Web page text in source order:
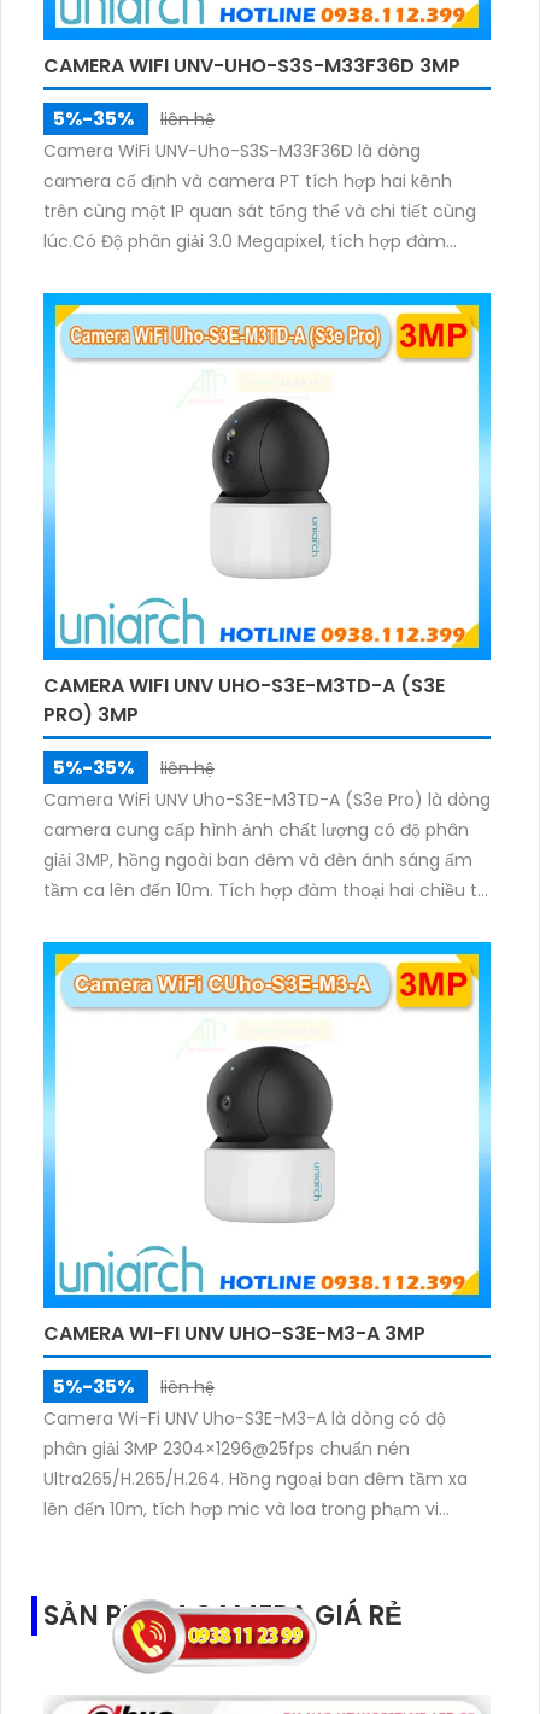
CAMERA WIFI UNV-UHO-S3S-M33F36D 3MP
5%-35%
liên hệ
Camera WiFi UNV-Uho-S3S-M33F36D là dòng
camera cố định và camera PT tích hợp hai kênh
trên cùng một IP quan sát tổng thể và chi tiết cùng
lúc.Có Độ phân giải 3.0 Megapixel, tích hợp đàm
sáng ấm lên đến 10m.
CAMERA WIFI UNV UHO-S3E-M3TD-A (S3E
PRO) 3MP
5%-35%
liên hệ
Camera WiFi UNV Uho-S3E-M3TD-A (S3e Pro) là dòng
camera cung cấp hình ảnh chất lượng có độ phân
giải 3MP, hồng ngoài ban đêm và đèn ánh sáng ấm
tầm ca lên đến 10m. Tích hợp đàm thoại hai chiều to
CAMERA WI-FI UNV UHO-S3E-M3-A 3MP
5%-35%
liên hệ
Camera Wi-Fi UNV Uho-S3E-M3-A là dòng có độ
phân giải 3MP 2304×1296@25fps chuẩn nén
Ultra265/H.265/H.264. Hồng ngoại ban đêm tầm xa
lên đến 10m, tích hợp mic và loa trong phạm vi
SẢN PHẨM CAMERA GIÁ RẺ